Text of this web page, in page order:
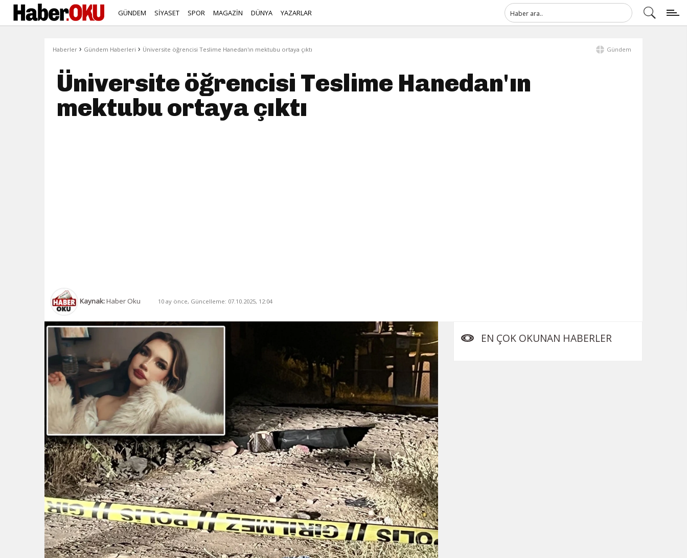
GÜNDEM SİYASET SPOR MAGAZİN DÜNYA YAZARLAR
Haberler › Gündem Haberleri › Üniversite öğrencisi Teslime Hanedan'ın mektubu ortaya çıktı Gündem
Üniversite öğrencisi Teslime Hanedan'ın
mektubu ortaya çıktı
Kaynak:Haber Oku 10 ay önce, Güncelleme: 07.10.2025, 12:04
EN ÇOK OKUNAN HABERLER